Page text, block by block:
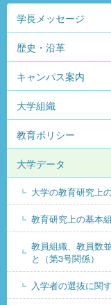
学長メッセージ
歴史・沿革
キャンパス案内
大学組織
教育ポリシー
大学データ
大学の教育研究上
教育研究上の基本
教員組織、教員数
と（第3号関係）
入学者の選抜に関